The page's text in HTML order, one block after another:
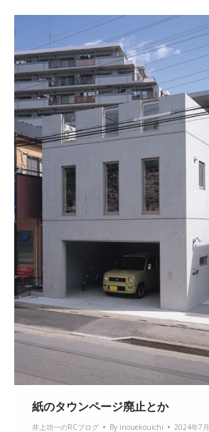
紙のタウンページ廃止とか
井上功一のRCブログ By inouekouichi 2024年7